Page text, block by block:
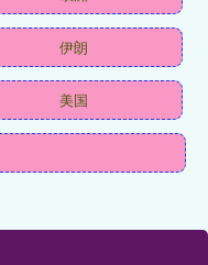
伊朗
美国